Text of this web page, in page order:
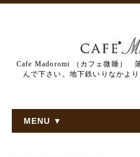
Cafe Madoromi （カフェ微睡）
んで下さい。地下鉄いりなかよ
MENU ▼